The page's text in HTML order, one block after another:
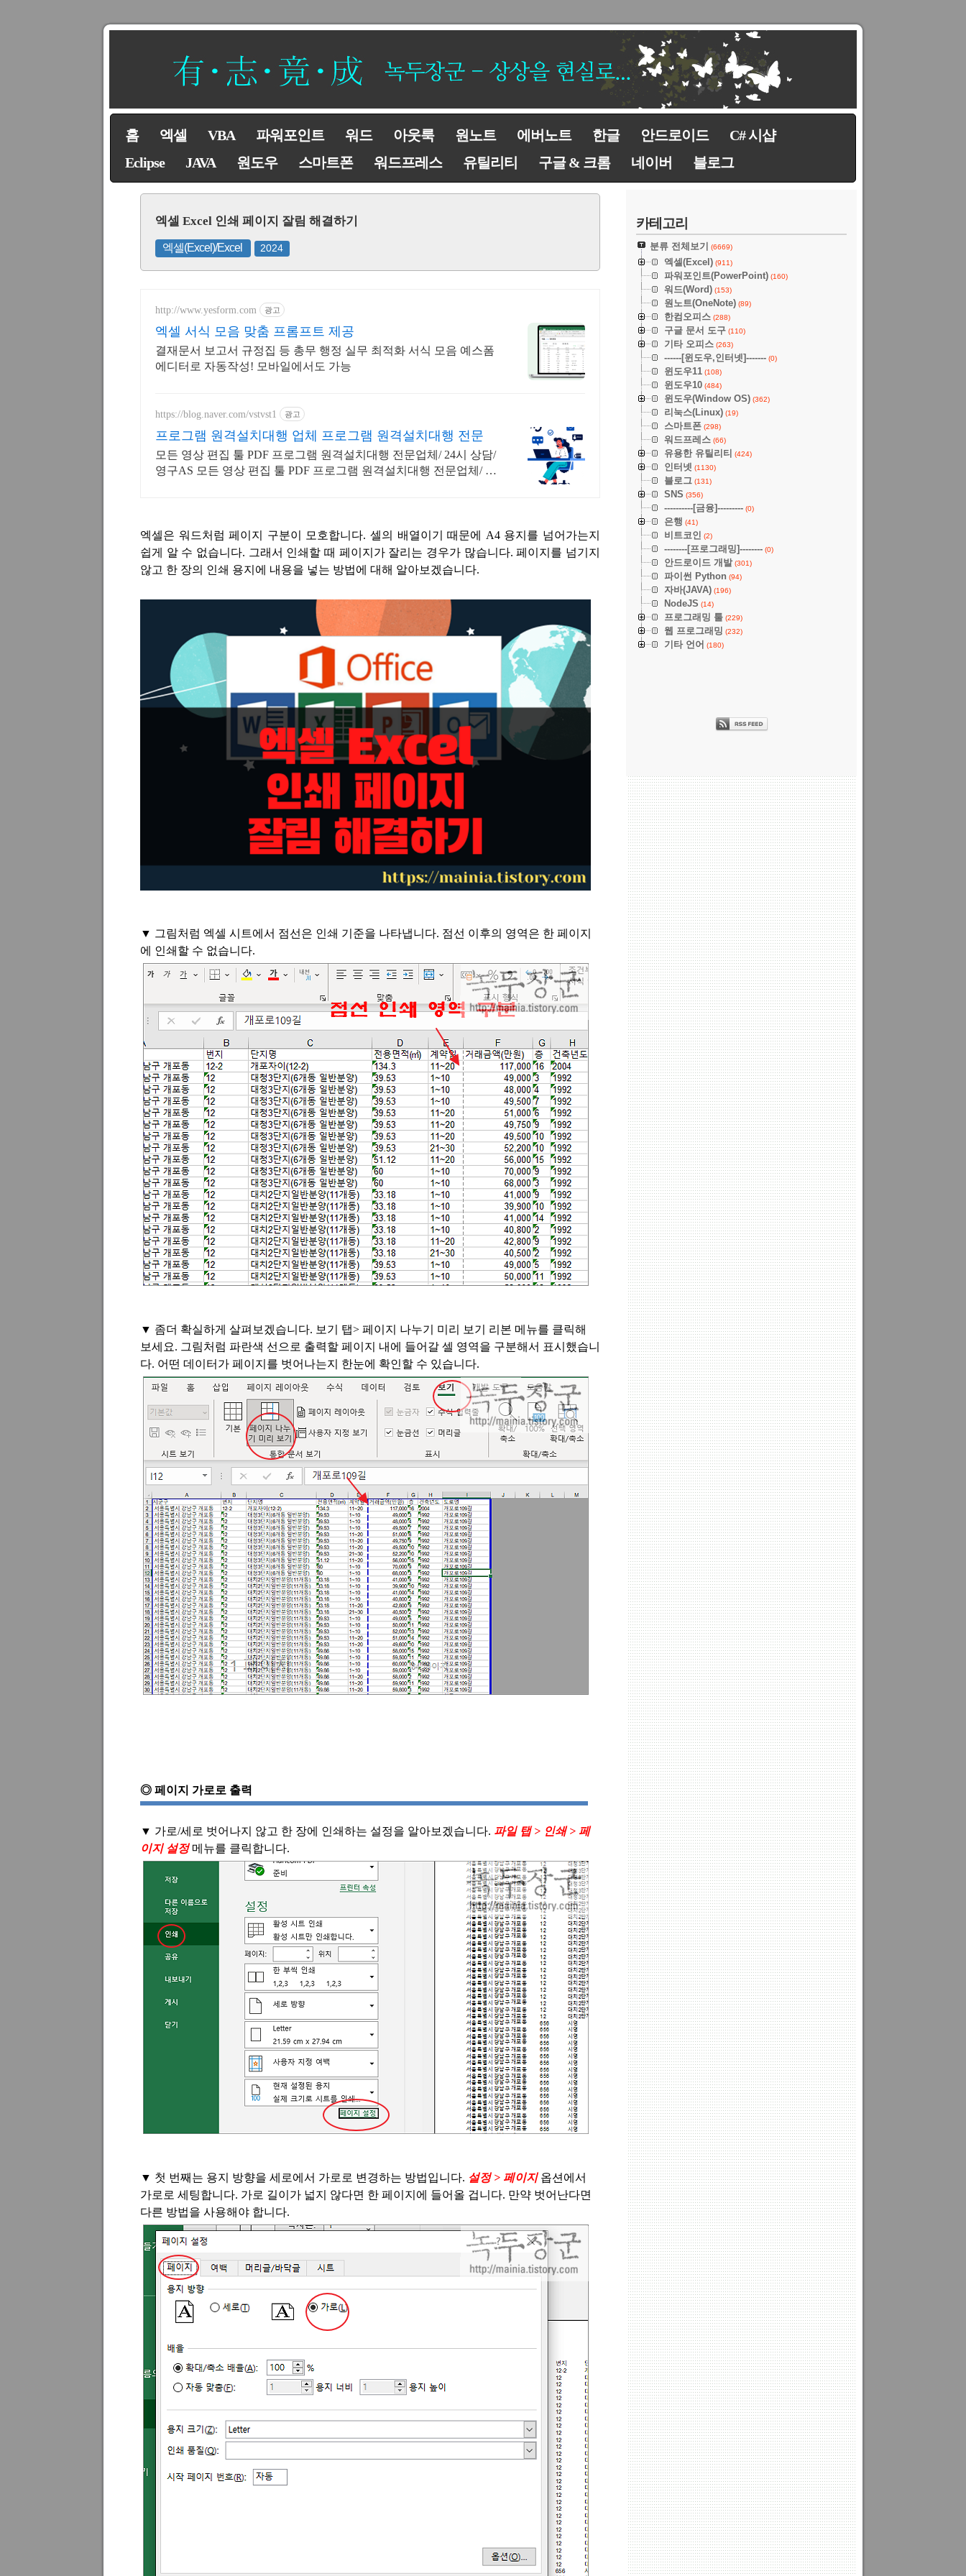
홈 엑셀 VBA 파워포인트 워드 아웃룩 원노트 에버노트 한글 안드로이드
C# 시샵
Eclipse
JAVA 원도우 스마트폰 워드프레스 유틸리티 구글 & 크롬 네이버 블로그
엑셀 Excel 인쇄 페이지 잘림 해결하기
엑셀(Excel)/Excel 2024
http://www.yesform.com 광고
엑셀 서식 모음 맞춤 프롬프트 제공
결재문서 보고서 규정집 등 총무 행정 실무 최적화 서식 모음 예스폼
에디터로 자동작성! 모바일에서도 가능
https://blog.naver.com/vstvst1 광고
프로그램 원격설치대행 업체 프로그램 원격설치대행 전문
모든 영상 편집 툴 PDF 프로그램 원격설치대행 전문업체/ 24시 상담/
영구AS 모든 영상 편집 툴 PDF 프로그램 원격설치대행 전문업체/ 24
엑셀은 워드처럼 페이지 구분이 모호합니다.셀의 배열이기 때문에 A4 용지를 넘어가는지
쉽게 알 수 없습니다. 그래서 인쇄할 때 페이지가 잘리는 경우가 많습니다.페이지를 넘기지
않고 한 장의 인쇄 용지에 내용을 넣는 방법에 대해 알아보겠습니다.
▼ 그림처럼 엑셀 시트에서 점선은 인쇄 기준을 나타냅니다. 점선 이후의 영역은 한 페이지
에 인쇄할 수 없습니다.
▼ 좀더 확실하게 살펴보겠습니다. 보기 탭> 페이지 나누기 미리 보기 리본 메뉴를 클릭해
보세요. 그림처럼 파란색 선으로 출력할 페이지 내에 들어갈 셀 영역을 구분해서 표시했습니
다. 어떤 데이터가 페이지를 벗어나는지 한눈에 확인할 수 있습니다.
◎ 페이지 가로로 출력
▼ 가로/세로 벗어나지 않고 한 장에 인쇄하는 설정을 알아보겠습니다. 파일 탭> 인쇄 > 페
이지 설정 메뉴를 클릭합니다.
▼ 첫 번째는 용지 방향을 세로에서 가로로 변경하는 방법입니다. 설정 > 페이지 옵션에서
가로로 세팅합니다. 가로 길이가 넓지 않다면 한 페이지에 들어올 겁니다. 만약 벗어난다면
다른 방법을 사용해야 합니다.
카테고리
분류 전체보기 (6669)
엑셀(Excel) (911)
파워포인트(PowerPoint) (160)
워드(Word) (153)
원노트(OneNote) (89)
한컴오피스 (288)
구글 문서 도구 (110)
기타 오피스 (263)
------[윈도우,인터넷]------- (0)
윈도우11 (108)
윈도우10 (484)
윈도우(Window OS) (362)
리눅스(Linux) (19)
스마트폰 (298)
워드프레스 (66)
유용한 유틸리티 (424)
인터넷 (1130)
블로그 (131)
SNS (356)
----------[금융]--------- (0)
은행 (41)
비트코인 (2)
--------[프로그래밍]-------- (0)
안드로이드 개발(301)
파이썬 Python (94)
자바(JAVA) (196)
NodeJS (14)
프로그래밍 툴 (229)
웹 프로그래밍 (232)
기타 언어 (180)